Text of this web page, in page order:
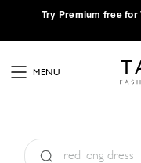
·Try Premium free for
MENU